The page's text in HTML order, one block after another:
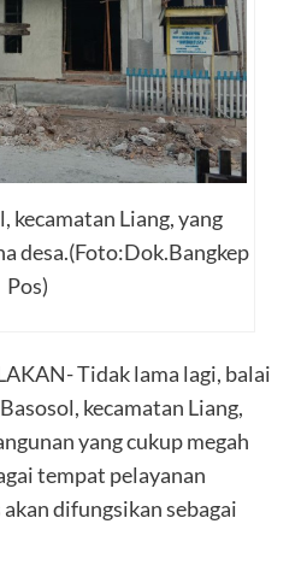
kecamatan Liang, yang
desa.(Foto:Dok.Bangkep
Pos)
Tidak lama lagi, balai
kecamatan Liang,
yang cukup megah
tempat pelayanan
difungsikan sebagai